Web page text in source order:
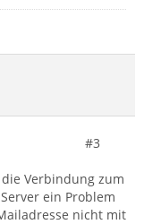
#3
Verbindung zum
ein Problem
nicht mit